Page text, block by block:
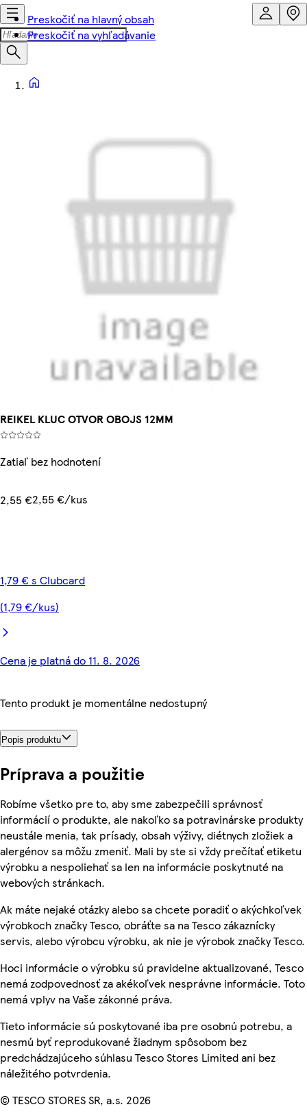
Preskočiť na hlavný obsah
Preskočiť na vyhľadávanie
REIKEL KLUC OTVOR OBOJS 12MM
Zatiaľ bez hodnotení
2,55 €2,55 €/kus
1,79 € s Clubcard
(1,79 €/kus)
Cena je platná do 11. 8. 2026
Tento produkt je momentálne nedostupný
Popis produktu
Príprava a použitie
Robíme všetko pre to, aby sme zabezpečili správnosť
informácií o produkte, ale nakoľko sa potravinárske produkty
neustále menia, tak prísady, obsah výživy, diétnych zložiek a
alergénov sa môžu zmeniť. Mali by ste si vždy prečítať etiketu
výrobku a nespoliehať sa len na informácie poskytnuté na
webových stránkach.
Ak máte nejaké otázky alebo sa chcete poradiť o akýchkoľvek
výrobkoch značky Tesco, obráťte sa na Tesco zákaznícky
servis, alebo výrobcu výrobku, ak nie je výrobok značky Tesco.
Hoci informácie o výrobku sú pravidelne aktualizované, Tesco
nemá zodpovednosť za akékoľvek nesprávne informácie. Toto
nemá vplyv na Vaše zákonné práva.
Tieto informácie sú poskytované iba pre osobnú potrebu, a
nesmú byť reprodukované žiadnym spôsobom bez
predchádzajúceho súhlasu Tesco Stores Limited ani bez
náležitého potvrdenia.
© TESCO STORES SR, a.s. 2026